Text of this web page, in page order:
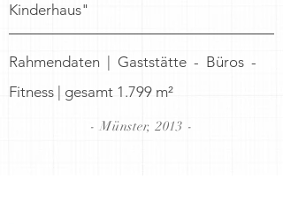
Rahmendaten | Gaststätte - Büros -
Fitness | gesamt 1.799 m²
Kinderhaus"
- Münster, 2013 -